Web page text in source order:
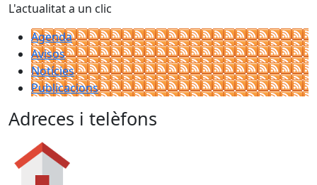
L'actualitat a un clic
Agenda
Avisos
Notícies
Publicacions
Adreces i telèfons